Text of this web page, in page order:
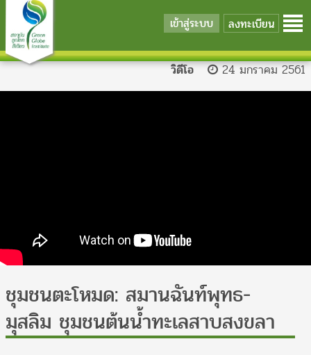
เข้าสู่ระบบ ลงทะเบียน
วิดีโอ 24 มกราคม 2561
ชุมชนตะโหมด: สมานฉันท์พุทธ-
มุสลิม ชุมชนต้นน้ำทะเลสาบสงขลา